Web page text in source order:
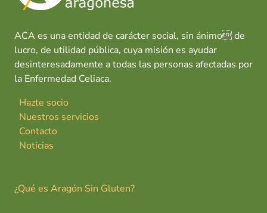
ACA es una entidad de carácter social, sin ánimo de
lucro, de utilidad pública, cuya misión es ayudar
desinteresadamente a todas las personas afectadas por
la Enfermedad Celiaca.
Hazte socio
Nuestros servicios
Contacto
Noticias
¿Qué es Aragón Sin Gluten?